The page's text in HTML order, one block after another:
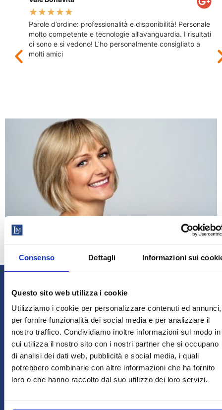
Consenso Dettagli Informazioni sui
Questo sito web utilizza i cookie
Utilizziamo i cookie per personalizzare contenuti ed annunci,
per fornire funzionalità dei social media e per analizzare il
nostro traffico. Condividiamo inoltre informazioni sul modo in
cui utilizza il nostro sito con i nostri partner che si occupano
di analisi dei dati web, pubblicità e social media, i quali
potrebbero combinarle con altre informazioni che ha fornito
loro o che hanno raccolto dal suo utilizzo dei loro servizi.
★★★★★
Parole d’ordine: professionalità e disponibilità! Personale
molto competente e tecnologie all’avanguardia. I risultati
ci sono e si vedono! L’ho personalmente consigliato a
molti amici
Affidati agli
specialisti
Affidati agli
specialisti
La prima consulenza è gratuita!
AL 23
Riapriamo il 24
Le richieste
ricevute durante la
chiusura saranno
gestite alla
riapertura.
navigazione